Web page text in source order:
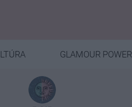
GLAMOUR POWER